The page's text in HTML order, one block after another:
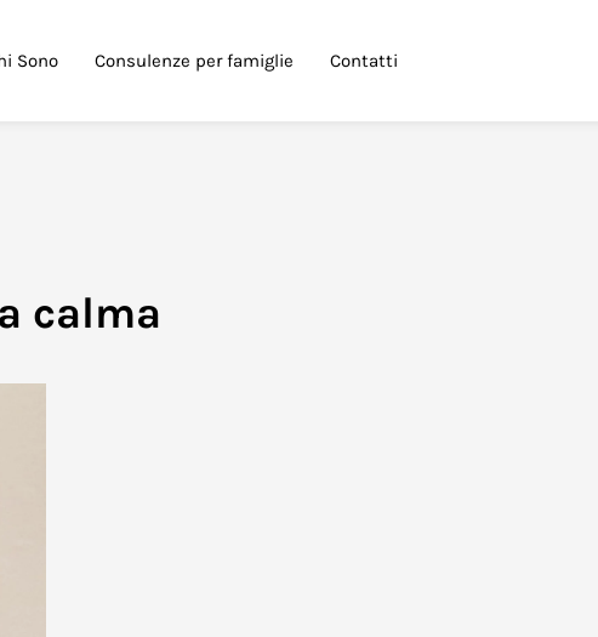
Sono Consulenze per famiglie Contatti
calma